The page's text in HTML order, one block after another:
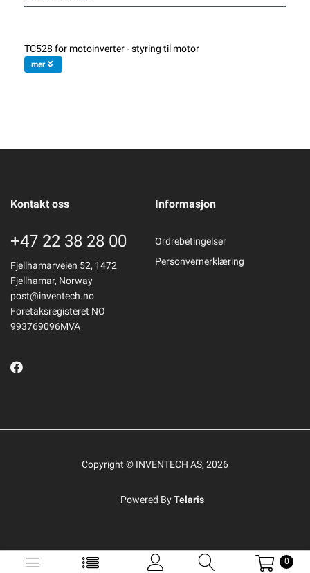
0
TC528 for motoinverter - styring til motor
mer
Kontakt oss
+47 22 38 28 00
Fjellhamarveien 52, 1472
Fjellhamar, Norway
post@inventech.no
Foretaksregisteret NO
993769096MVA
Informasjon
Ordrebetingelser
Personvernerklæring
Copyright © INVENTECH AS, 2026
Powered ByTelaris